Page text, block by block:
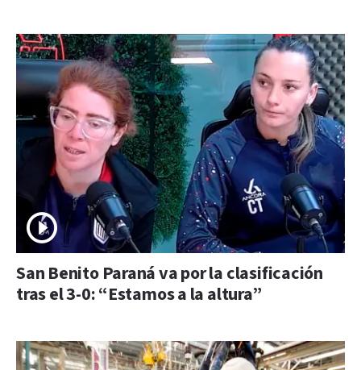
San Benito Paraná va por la clasificación
tras el 3-0: “Estamos a la altura”